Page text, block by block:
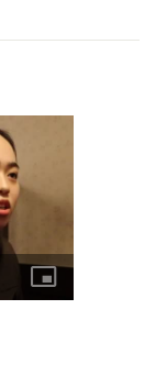
Picture-
in-